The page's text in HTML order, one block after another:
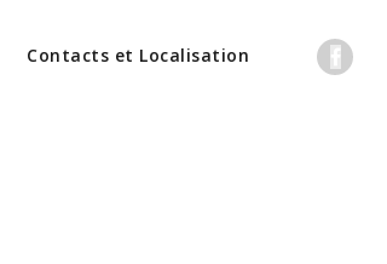
Contacts et Localisation